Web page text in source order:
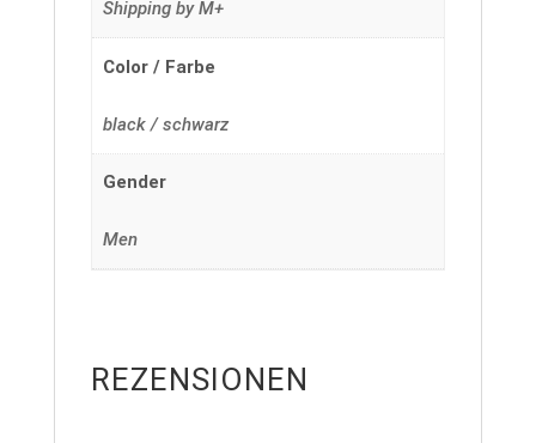
Shipping by M+
Color / Farbe
black / schwarz
Gender
Men
REZENSIONEN